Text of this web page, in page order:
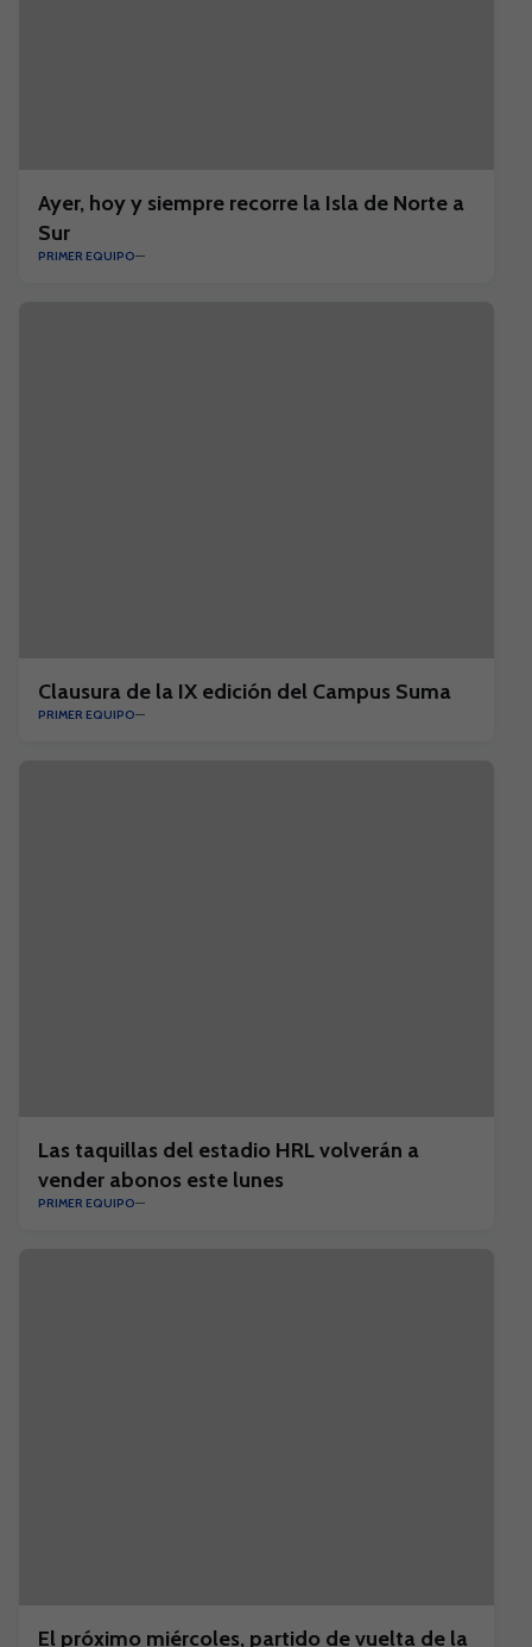
Ayer, hoy y siempre recorre la Isla de Norte a
Sur
PRIMER EQUIPO
Clausura de la IX edición del Campus Suma
PRIMER EQUIPO
Las taquillas del estadio HRL volverán a
vender abonos este lunes
PRIMER EQUIPO
El próximo miércoles, partido de vuelta de la